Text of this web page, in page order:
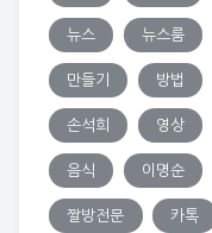
뉴스 뉴스룸
만들기 방법
손석희 영상
음식 이명순
짤방전문 카톡